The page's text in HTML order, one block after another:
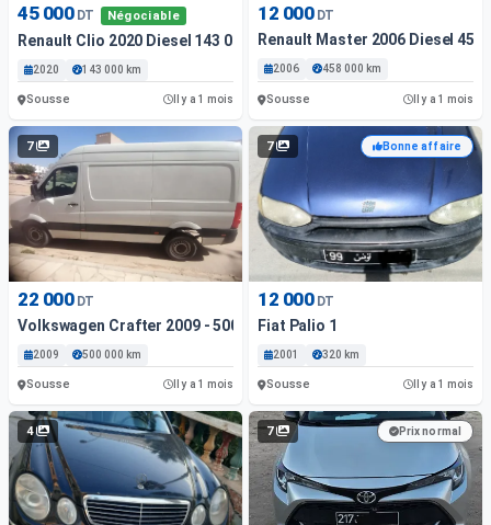
45 000 DT Négociable
Renault Clio 2020 Diesel 143 000 Km Sousse
2020 143 000 km
Sousse Il y a 1 mois
12 000 DT
Renault Master 2006 Diesel 458
2006 458 000 km
Sousse Il y a 1 mois
7
22 000 DT
Volkswagen Crafter 2009 - 500 000 Km - Diesel
2009 500 000 km
Sousse Il y a 1 mois
7 Bonne affaire
12 000 DT
Fiat Palio 1
2001 320 km
Sousse Il y a 1 mois
4 7 Prix normal